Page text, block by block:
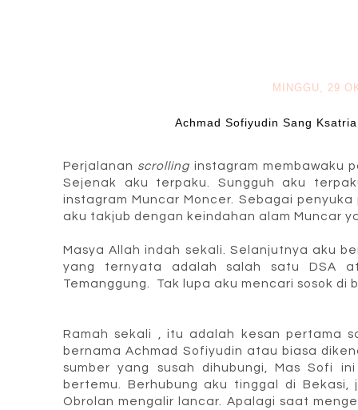
MINGGU, 29
Achmad Sofiyudin Sang
Perjalanan scrolling instagram membawaku
Sejenak aku terpaku. Sungguh aku
instagram Muncar Moncer. Sebagai
aku takjub dengan keindahan alam Muncar
Masya Allah indah sekali. Selanjutnya aku
yang ternyata adalah salah satu DSA
Temanggung. Tak lupa aku mencari sosok
Ramah sekali , itu adalah kesan pertama
bernama Achmad Sofiyudin atau biasa
sumber yang susah dihubungi, Mas Sofi
bertemu. Berhubung aku tinggal di
Obrolan mengalir lancar. Apalagi saat